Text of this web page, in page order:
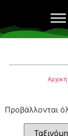
Αρχική
Προβάλλονται